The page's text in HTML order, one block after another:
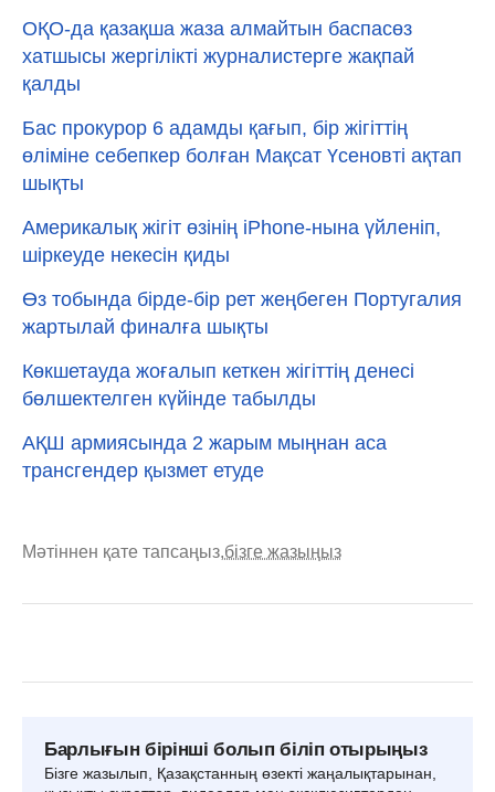
ОҚО-да қазақша жаза алмайтын баспасөз
хатшысы жергілікті журналистерге жақпай
қалды
Бас прокурор 6 адамды қағып, бір жігіттің
өліміне себепкер болған Мақсат Үсеновті ақтап
шықты
Америкалық жігіт өзінің iPhone-нына үйленіп,
шіркеуде некесін қиды
Өз тобында бірде-бір рет жеңбеген Португалия
жартылай финалға шықты
Көкшетауда жоғалып кеткен жігіттің денесі
бөлшектелген күйінде табылды
АҚШ армиясында 2 жарым мыңнан аса
трансгендер қызмет етуде
Мәтіннен қате тапсаңыз,бізге жазыңыз
Барлығын бірінші болып біліп отырыңыз
Бізге жазылып, Қазақстанның өзекті жаңалықтарынан,